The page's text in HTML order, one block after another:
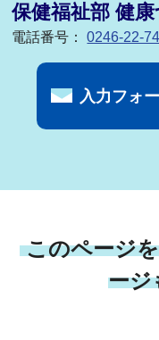
保健福祉部 健
電話番号：0246-22-
入力フォ
このページ
ージ